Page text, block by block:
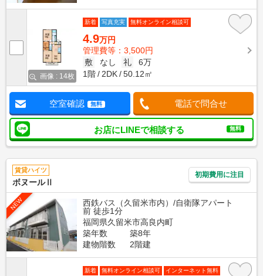
画像 : 14枚
新着 写真充実 無料オンライン相談可
4.9万円
管理費等：3,500円
敷
なし 礼
6万
1階
2DK 50.12㎡
空室確認 無料 電話で問合せ
お店にLINEで相談する 無料
賃貸ハイツ
ボヌールⅡ
初期費用に注目
NEW
西鉄バス（久留米市内）/自衛隊アパート
前 徒歩1分
福岡県久留米市高良内町
築年数
築8年
建物階数
2階建
新着 無料オンライン相談可 インターネット無料